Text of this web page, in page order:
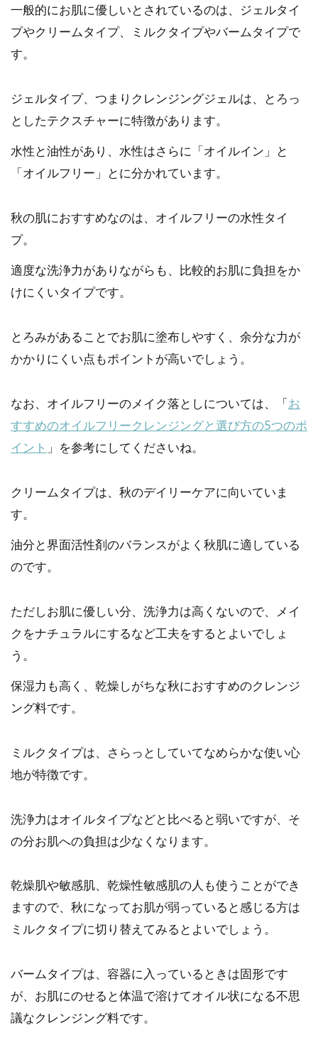
一般的にお肌に優しいとされているのは、ジェルタイ
プやクリームタイプ、ミルクタイプやバームタイプで
す。
ジェルタイプ、つまりクレンジングジェルは、とろっ
としたテクスチャーに特徴があります。
水性と油性があり、水性はさらに「オイルイン」と
「オイルフリー」とに分かれています。
秋の肌におすすめなのは、オイルフリーの水性タイ
プ。
適度な洗浄力がありながらも、比較的お肌に負担をか
けにくいタイプです。
とろみがあることでお肌に塗布しやすく、余分な力が
かかりにくい点もポイントが高いでしょう。
なお、オイルフリーのメイク落としについては、「 お
すすめのオイルフリークレンジングと選び方の5つのポ
イント 」を参考にしてくださいね。
クリームタイプは、秋のデイリーケアに向いていま
す。
油分と界面活性剤のバランスがよく秋肌に適している
のです。
ただしお肌に優しい分、洗浄力は高くないので、メイ
クをナチュラルにするなど工夫をするとよいでしょ
う。
保湿力も高く、乾燥しがちな秋におすすめのクレンジ
ング料です。
ミルクタイプは、さらっとしていてなめらかな使い心
地が特徴です。
洗浄力はオイルタイプなどと比べると弱いですが、そ
の分お肌への負担は少なくなります。
乾燥肌や敏感肌、乾燥性敏感肌の人も使うことができ
ますので、秋になってお肌が弱っていると感じる方は
ミルクタイプに切り替えてみるとよいでしょう。
バームタイプは、容器に入っているときは固形です
が、お肌にのせると体温で溶けてオイル状になる不思
議なクレンジング料です。